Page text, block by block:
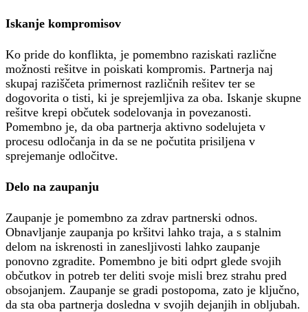
Iskanje kompromisov
Ko pride do konflikta, je pomembno raziskati različne
možnosti rešitve in poiskati kompromis. Partnerja naj
skupaj raziščeta primernost različnih rešitev ter se
dogovorita o tisti, ki je sprejemljiva za oba. Iskanje skupne
rešitve krepi občutek sodelovanja in povezanosti.
Pomembno je, da oba partnerja aktivno sodelujeta v
procesu odločanja in da se ne počutita prisiljena v
sprejemanje odločitve.
Delo na zaupanju
Zaupanje je pomembno za zdrav partnerski odnos.
Obnavljanje zaupanja po kršitvi lahko traja, a s stalnim
delom na iskrenosti in zanesljivosti lahko zaupanje
ponovno zgradite. Pomembno je biti odprt glede svojih
občutkov in potreb ter deliti svoje misli brez strahu pred
obsojanjem. Zaupanje se gradi postopoma, zato je ključno,
da sta oba partnerja dosledna v svojih dejanjih in obljubah.